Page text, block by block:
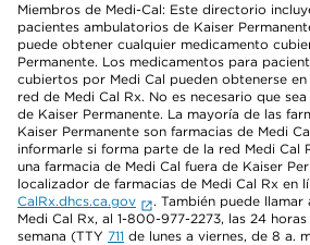
Miembros de Medi-Cal: Este directorio
pacientes ambulatorios de Kaiser
puede obtener cualquier medicamento
Permanente. Los medicamentos para
cubiertos por Medi Cal pueden obtenerse
red de Medi Cal Rx. No es necesario que
de Kaiser Permanente. La mayoría de las
Kaiser Permanente son farmacias de Medi
informarle si forma parte de la red Medi Cal
una farmacia de Medi Cal fuera de Kaiser
localizador de farmacias de Medi Cal Rx en
CalRx.dhcs.ca.gov
. También puede
Medi Cal Rx, al 1-800-977-2273, las 24
semana (TTY 711 de lunes a viernes, de 8 a.